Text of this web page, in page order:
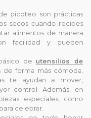
picoteo son prácticas
secos cuando recibes
alimentos de manera
facilidad y pueden
de utensilios de
forma más cómoda.
te ayudan a mover,
control. Además, en
especiales, como
celebrar.